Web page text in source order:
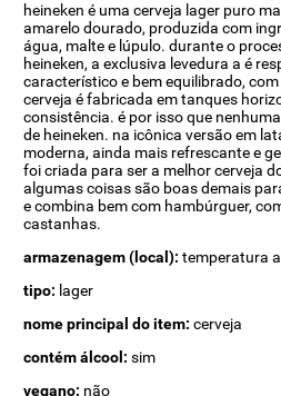
heineken é uma cerveja lager puro
amarelo dourado, produzida com
água, malte e lúpulo. durante o
heineken, a exclusiva levedura a é
característico e bem equilibrado,
cerveja é fabricada em tanques
consistência. é por isso que
de heineken. na icônica versão em
moderna, ainda mais refrescante e
foi criada para ser a melhor cerveja
algumas coisas são boas demais
e combina bem com hambúrguer,
castanhas.
armazenagem (local): temperatura
tipo: lager
nome principal do item: cerveja
contém álcool: sim
vegano: não